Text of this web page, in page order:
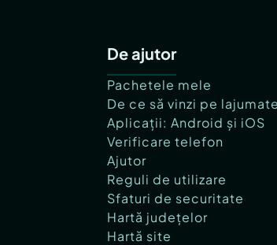
De ajutor
Pachetele mele
De ce să vinzi pe
Aplicații: Android și iOS
Verificare telefon
Ajutor
Reguli de utilizare
Sfaturi de securitate
Hartă județelor
Hartă site